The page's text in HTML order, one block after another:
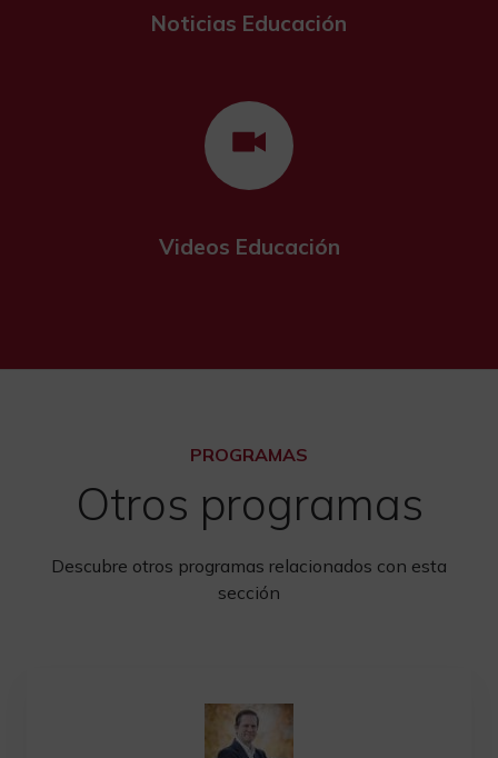
Noticias Educación
Videos Educación
PROGRAMAS
Otros programas
Descubre otros programas relacionados con esta
sección